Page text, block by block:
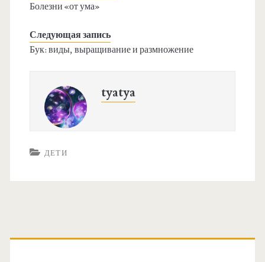
Болезни «от ума»
Следующая запись
Бук: виды, выращивание и размножение
tyatya
ДЕТИ
О